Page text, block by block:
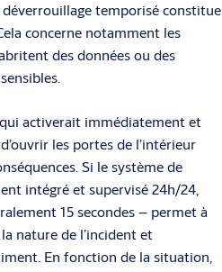
temporisé constitue
concerne notamment les
des données ou des
activerait immédiatement et
les portes de l’intérieur
Si le système de
intégré et supervisé 24h/24,
15 secondes – permet à
la nature de l’incident et
En fonction de la situation,